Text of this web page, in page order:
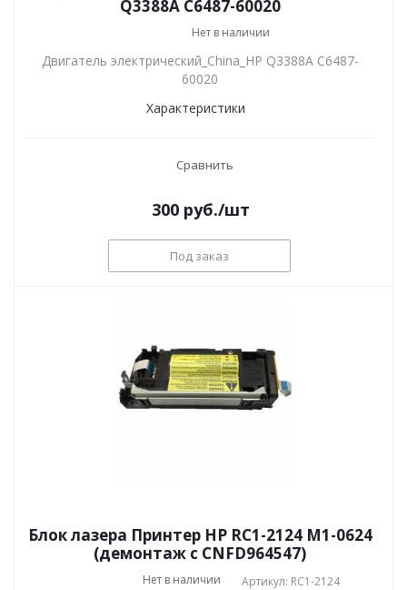
Q3388A C6487-60020
Нет в наличии
Двигатель электрический_China_HP Q3388A C6487-
60020
Характеристики
Сравнить
300руб./шт
Под заказ
Блок лазера Принтер HP RC1-2124 M1-0624
(демонтаж с CNFD964547)
Нет в наличии Артикул: RC1-2124